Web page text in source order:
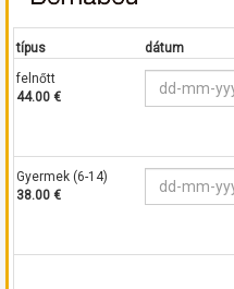
típus dátum
felnőtt
44.00 €
Gyermek (6-14)
38.00 €